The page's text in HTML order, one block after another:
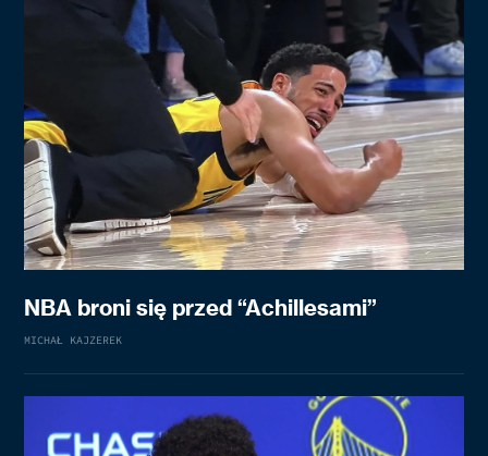
NBA broni się przed “Achillesami”
MICHAŁ KAJZEREK